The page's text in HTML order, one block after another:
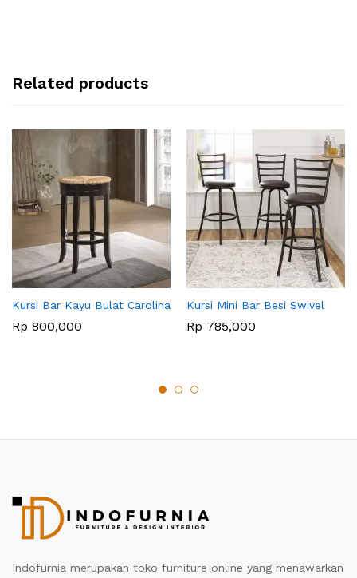
Related products
Kursi Bar Kayu Bulat Carolina
Rp 800,000
Kursi Mini Bar Besi Swivel
Rp 785,000
Indofurnia merupakan toko furniture online yang menawarkan